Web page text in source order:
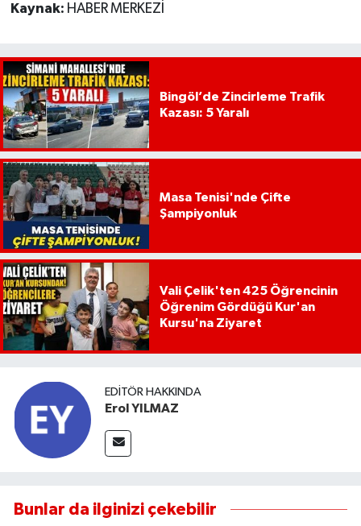
Kaynak: HABER MERKEZİ
Bingöl’de Zincirleme Trafik
Kazası: 5 Yaralı
Masa Tenisi'nde Çifte
Şampiyonluk
Vali Çelik'ten 425 Öğrencinin
Öğrenim Gördüğü Kur'an
Kursu'na Ziyaret
EDITÖR HAKKINDA
Erol YILMAZ
Bunlar da ilginizi çekebilir